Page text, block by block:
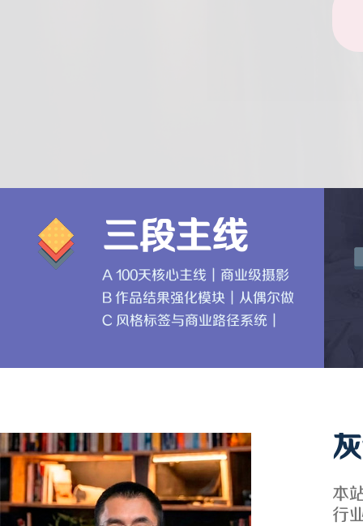
三段主线
A 100天核心主线｜商业级摄影
调色能力系统
B 作品结果强化模块｜从偶尔做
好到稳定出片与结果交付
C 风格标签与商业路径系统｜
本
行